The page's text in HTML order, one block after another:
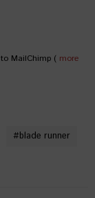
MailChimp ( more
#blade runner